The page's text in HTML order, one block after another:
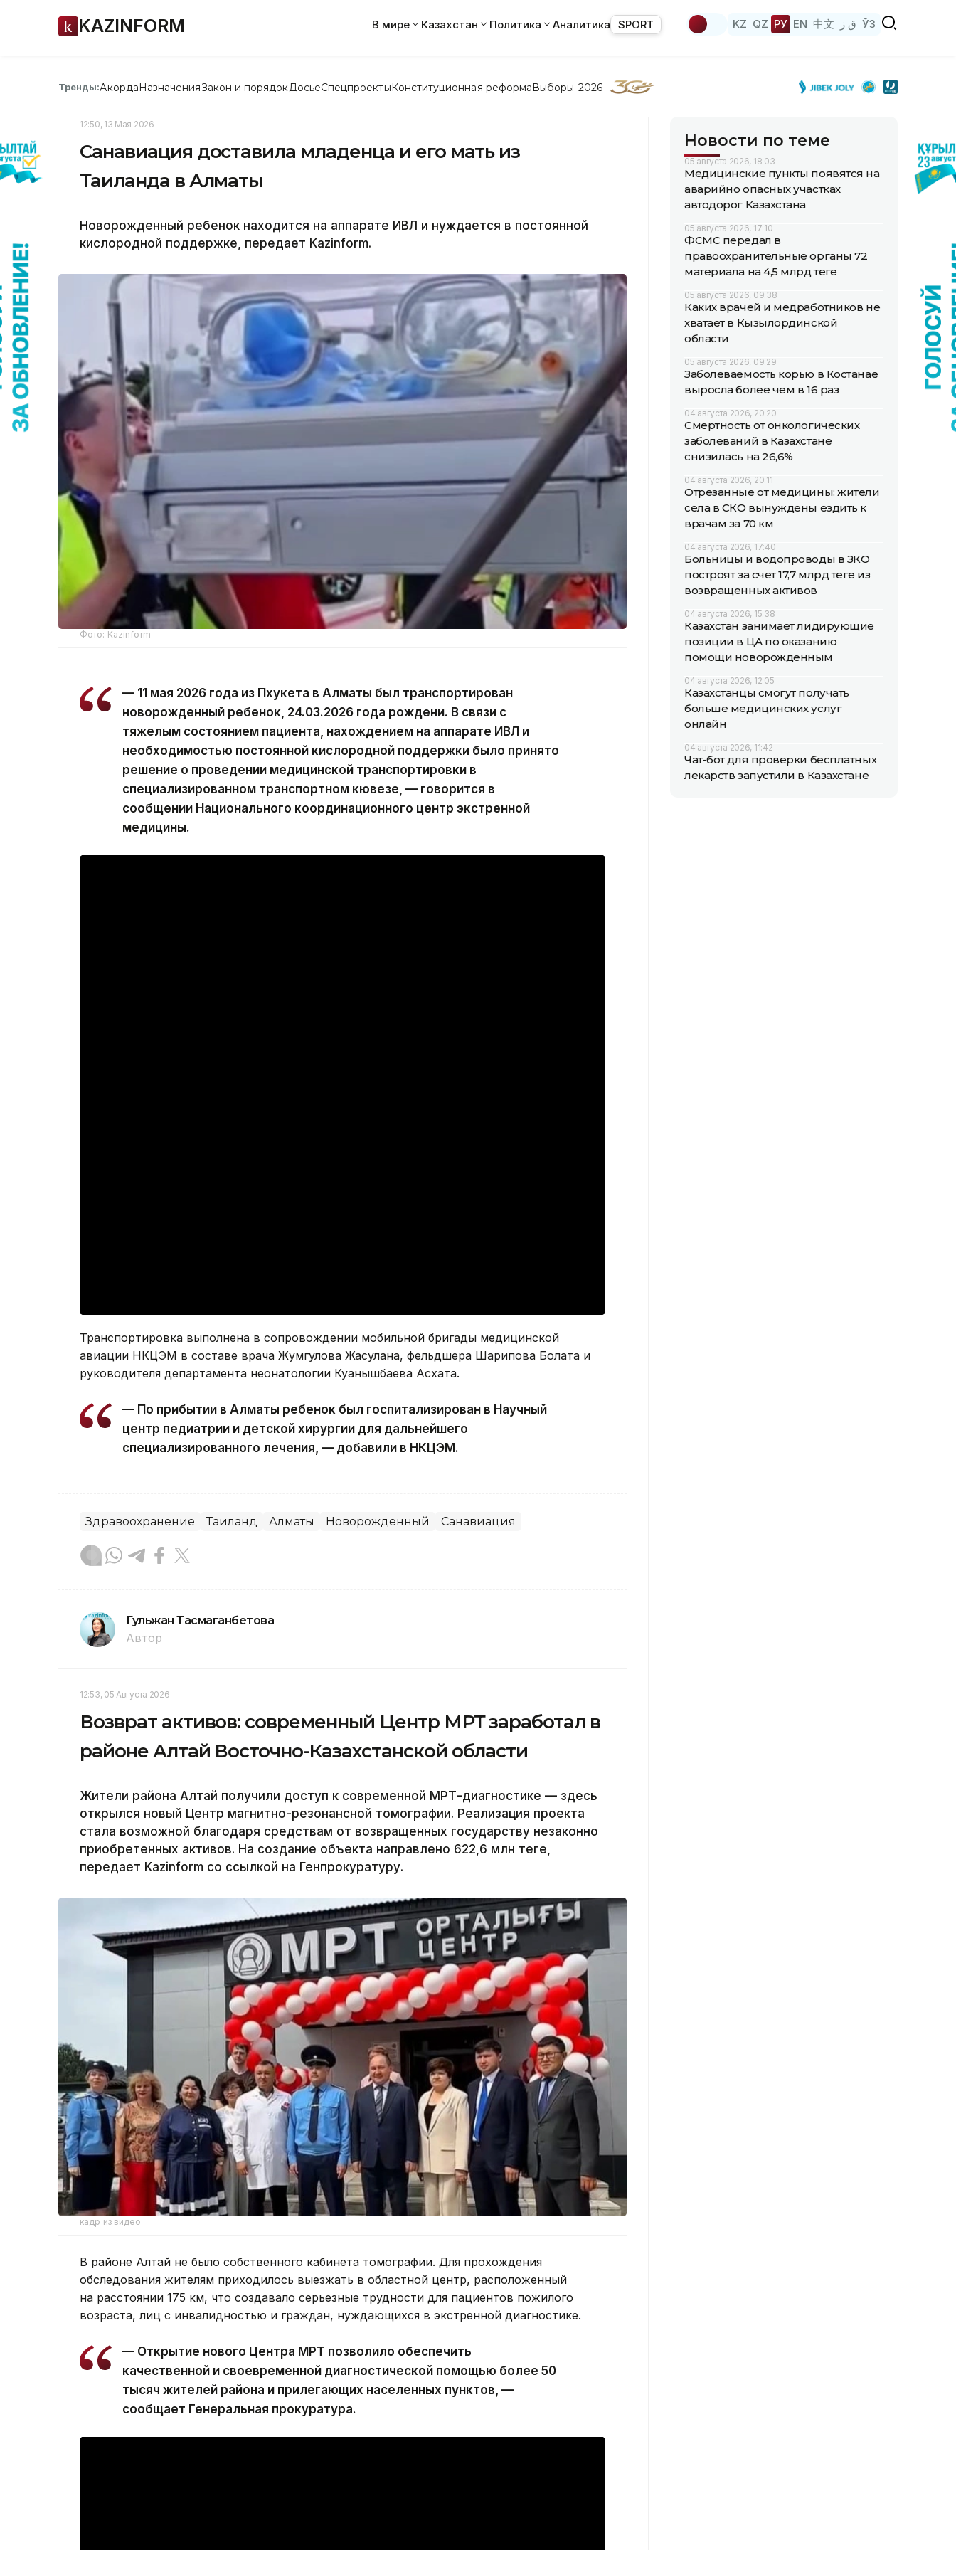
KAZINFORM В мире Казахстан Политика Аналитика SPORT KZ QZ РУ EN 中文 ق ز ЎЗ
Тренды:АкордаНазначенияЗакон и порядок ДосьеСпецпроектыКонституционная реформаВыборы-2026
12:50, 13 Мая 2026
Санавиация доставила младенца и его мать из
Таиланда в Алматы
Новорожденный ребенок находится на аппарате ИВЛ и нуждается в постоянной
кислородной поддержке, передает Kazinform.
Фото: Kazinform
— 11 мая 2026 года из Пхукета в Алматы был транспортирован
новорожденный ребенок, 24.03.2026 года рождени. В связи с
тяжелым состоянием пациента, нахождением на аппарате ИВЛ и
необходимостью постоянной кислородной поддержки было принято
решение о проведении медицинской транспортировки в
специализированном транспортном кювезе, — говорится в
сообщении Национального координационного центр экстренной
медицины.
Транспортировка выполнена в сопровождении мобильной бригады медицинской
авиации НКЦЭМ в составе врача Жумгулова Жасулана, фельдшера Шарипова Болата и
руководителя департамента неонатологии Куанышбаева Асхата.
— По прибытии в Алматы ребенок был госпитализирован в Научный
центр педиатрии и детской хирургии для дальнейшего
специализированного лечения, — добавили в НКЦЭМ.
Здравоохранение Таиланд Алматы Новорожденный Санавиация
Гульжан Тасмаганбетова
Автор
12:53, 05 Августа 2026
Возврат активов: современный Центр МРТ заработал в
районе Алтай Восточно-Казахстанской области
Жители района Алтай получили доступ к современной МРТ-диагностике — здесь
открылся новый Центр магнитно-резонансной томографии. Реализация проекта
стала возможной благодаря средствам от возвращенных государству незаконно
приобретенных активов. На создание объекта направлено 622,6 млн теңге,
передает Kazinform со ссылкой на Генпрокуратуру.
кадр из видео
В районе Алтай не было собственного кабинета томографии. Для прохождения
обследования жителям приходилось выезжать в областной центр, расположенный
на расстоянии 175 км, что создавало серьезные трудности для пациентов пожилого
возраста, лиц с инвалидностью и граждан, нуждающихся в экстренной диагностике.
— Открытие нового Центра МРТ позволило обеспечить
качественной и своевременной диагностической помощью более 50
тысяч жителей района и прилегающих населенных пунктов, —
сообщает Генеральная прокуратура.
Новости по теме
05 августа 2026, 18:03
Медицинские пункты появятся на
аварийно опасных участках
автодорог Казахстана
05 августа 2026, 17:10
ФСМС передал в
правоохранительные органы 72
материала на 4,5 млрд теңге
05 августа 2026, 09:38
Каких врачей и медработников не
хватает в Кызылординской
области
05 августа 2026, 09:29
Заболеваемость корью в Костанае
выросла более чем в 16 раз
04 августа 2026, 20:20
Смертность от онкологических
заболеваний в Казахстане
снизилась на 26,6%
04 августа 2026, 20:11
Отрезанные от медицины: жители
села в СКО вынуждены ездить к
врачам за 70 км
04 августа 2026, 17:40
Больницы и водопроводы в ЗКО
построят за счет 17,7 млрд теңге из
возвращенных активов
04 августа 2026, 15:38
Казахстан занимает лидирующие
позиции в ЦА по оказанию
помощи новорожденным
04 августа 2026, 12:05
Казахстанцы смогут получать
больше медицинских услуг
онлайн
04 августа 2026, 11:42
Чат-бот для проверки бесплатных
лекарств запустили в Казахстане